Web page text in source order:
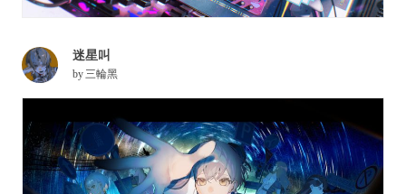
迷星叫
by三輪黑